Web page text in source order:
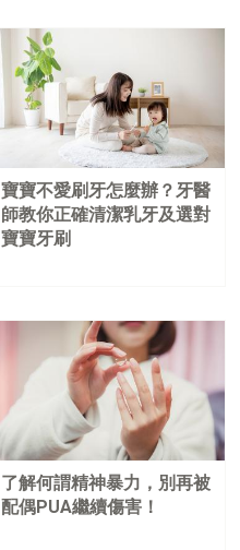
寶寶不愛刷牙怎麼辦？牙醫
師教你正確清潔乳牙及選對
寶寶牙刷
了解何謂精神暴力，別再被
配偶PUA繼續傷害！